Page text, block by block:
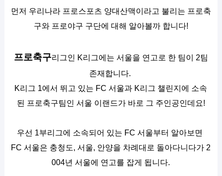
먼저 우리나라 프로스포츠 양대산맥이라고 불리는 프로축
구와 프로야구 구단에 대해 알아볼까 합니다!
프로축구리그인 K리그에는 서울을 연고로 한 팀이 2팀
존재합니다.
K리그 1에서 뛰고 있는 FC 서울과 K리그 챌린지에 소속
된 프로축구팀인 서울 이랜드가 바로 그 주인공인데요!
우선 1부리그에 소속되어 있는 FC 서울부터 알아보면
FC 서울은 충청도, 서울, 안양을 차례대로 돌아다니다가 2
004년 서울에 연고를 잡게 됩니다.